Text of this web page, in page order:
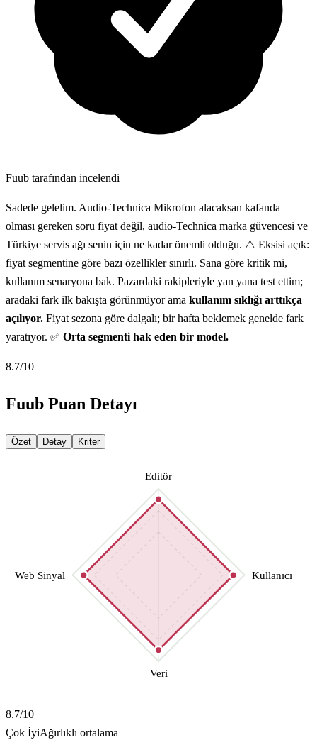
Fuub tarafından incelendi
Sadede gelelim. Audio-Technica Mikrofon alacaksan kafanda
olması gereken soru fiyat değil, audio-Technica marka güvencesi ve
Türkiye servis ağı senin için ne kadar önemli olduğu. ⚠️ Eksisi açık:
fiyat segmentine göre bazı özellikler sınırlı. Sana göre kritik mi,
kullanım senaryona bak. Pazardaki rakipleriyle yan yana test ettim;
aradaki fark ilk bakışta görünmüyor ama kullanım sıklığı arttıkça
açılıyor. Fiyat sezona göre dalgalı; bir hafta beklemek genelde fark
yaratıyor. ✅ Orta segmenti hak eden bir model.
8.7/10
Fuub Puan Detayı
Özet Detay Kriter
Editör
Kullanıcı
Veri
Web Sinyal
8.7/10
Çok İyiAğırlıklı ortalama